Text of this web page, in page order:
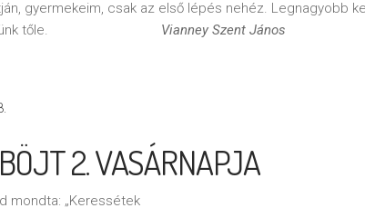
gyermekeim, csak az első lépés nehéz. Legnagyobb
félünk tőle. Vianney Szent János
2. VASÁRNAPJA
mondta: „Keressétek